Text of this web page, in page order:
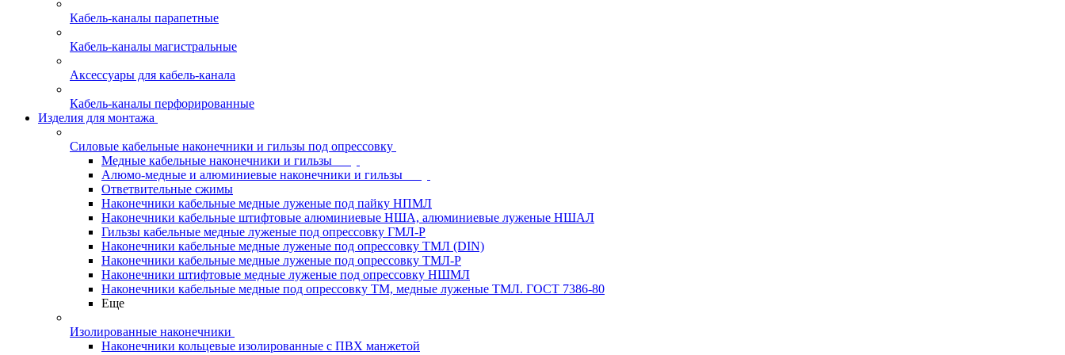
Кабель-каналы парапетные
Кабель-каналы магистральные
Аксессуары для кабель-канала
Кабель-каналы перфорированные
Изделия для монтажа
Силовые кабельные наконечники и гильзы под опрессовку
Медные кабельные наконечники и гильзы
Алюмо-медные и алюминиевые наконечники и гильзы
Ответвительные сжимы
Наконечники кабельные медные луженые под пайку НПМЛ
Наконечники кабельные штифтовые алюминиевые НША, алюминиевые луженые НШАЛ
Гильзы кабельные медные луженые под опрессовку ГМЛ-Р
Наконечники кабельные медные луженые под опрессовку ТМЛ (DIN)
Наконечники кабельные медные луженые под опрессовку ТМЛ-Р
Наконечники штифтовые медные луженые под опрессовку НШМЛ
Наконечники кабельные медные под опрессовку ТМ, медные луженые ТМЛ. ГОСТ 7386-80
Еще
Изолированные наконечники
Наконечники кольцевые изолированные с ПВХ манжетой